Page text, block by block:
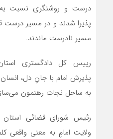
درست و روشنگری نسبت به
پذیرا شدند و در مسیر درست
مسیر نادرست ماندند.
رییس کل دادگستری
پذیرش امام با جانِ دل،
به ساحل نجات رهنمون
رئیس شورای قضائی استان
ولایت امامِ به معنی واقعی